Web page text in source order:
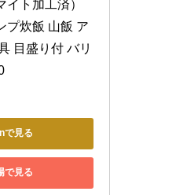
イト加工済）
プ炊飯 山飯 ア
目盛り付 バリ
で見る
で見る